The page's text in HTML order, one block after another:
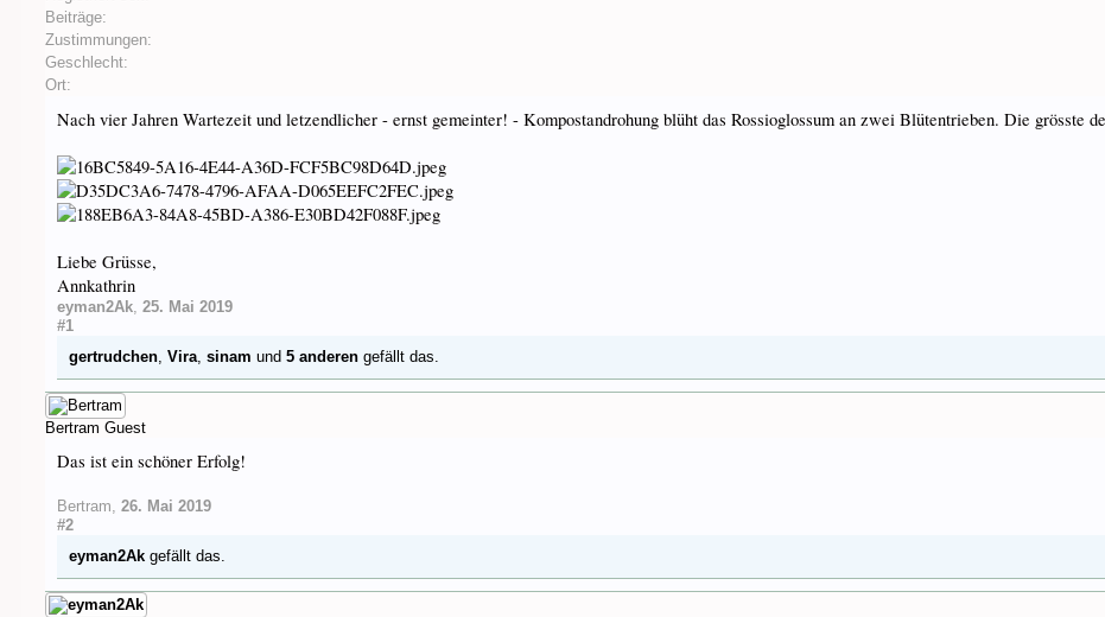
Beiträge:
Zustimmungen:
Geschlecht:
Ort:
Nach vier Jahren Wartezeit und letzendlicher - ernst gemeinter! - Kompostandrohung blüht das Rossioglossum an zwei Blütentrieben. Die grösste
Liebe Grüsse,
Annkathrin
eyman2Ak, 25. Mai 2019
#1
gertrudchen,Vira,sinam und5 anderen gefällt das.
Bertram Guest
Das ist ein schöner Erfolg!
Bertram, 26. Mai 2019
#2
eyman2Ak gefällt das.